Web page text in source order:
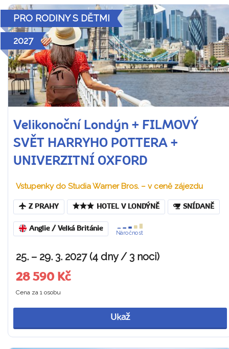
PRO RODINY S DĚTMI
2027
Velikonoční Londýn + FILMOVÝ
SVĚT HARRYHO POTTERA +
UNIVERZITNÍ OXFORD
Vstupenky do Studia Warner Bros. – v ceně zájezdu
Z PRAHY HOTEL V LONDÝNĚ SNÍDANĚ
Anglie / Velká Británie
Náročnost
25. – 29. 3. 2027 (4 dny / 3 noci)
28 590 Kč
Cena za 1 osobu
Ukaž